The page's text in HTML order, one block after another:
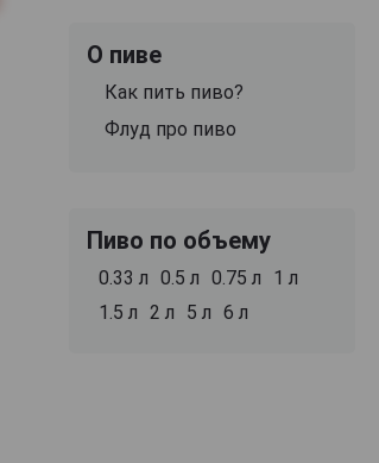
О пиве
Как пить пиво?
Флуд про пиво
Пиво по объему
0.33 л 0.5 л 0.75 л
1 л
1.5 л
2 л 5 л 6 л